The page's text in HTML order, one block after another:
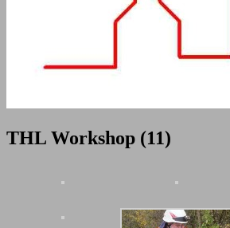
THL Workshop (11)